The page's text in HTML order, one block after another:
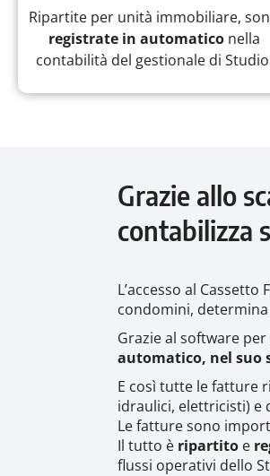
Ripartite per unità immobiliare,
registrate in automaticonella
contabilità del gestionale di
Grazie allo
contabilizza
L’accesso al
condomini,
Grazie al software
automatico, nel suo
E così tutte le fatture
idraulici, elettricisti) e
Le fatture sono
Il tutto è ripartito e
flussi operativi dello